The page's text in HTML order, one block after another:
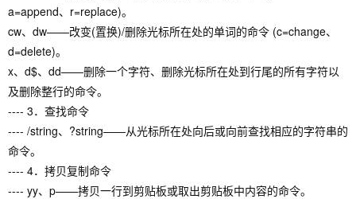
a=append、r=replace)。
cw、dw——改变(置换)/删除光标所在处的单词的命令 (c=change、
d=delete)。
x、d$、dd——删除一个字符、删除光标所在处到行尾的所有字符以
及删除整行的命令。
---- 3．查找命令
---- /string、?string——从光标所在处向后或向前查找相应的字符串的
命令。
---- 4．拷贝复制命令
---- yy、p——拷贝一行到剪贴板或取出剪贴板中内容的命令。